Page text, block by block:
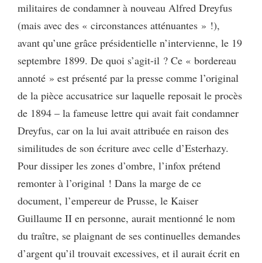
militaires de condamner à nouveau Alfred Dreyfus
(mais avec des « circonstances atténuantes » !),
avant qu’une grâce présidentielle n’intervienne, le 19
septembre 1899. De quoi s’agit-il ? Ce « bordereau
annoté » est présenté par la presse comme l’original
de la pièce accusatrice sur laquelle reposait le procès
de 1894 – la fameuse lettre qui avait fait condamner
Dreyfus, car on la lui avait attribuée en raison des
similitudes de son écriture avec celle d’Esterhazy.
Pour dissiper les zones d’ombre, l’infox prétend
remonter à l’original ! Dans la marge de ce
document, l’empereur de Prusse, le Kaiser
Guillaume II en personne, aurait mentionné le nom
du traître, se plaignant de ses continuelles demandes
d’argent qu’il trouvait excessives, et il aurait écrit en